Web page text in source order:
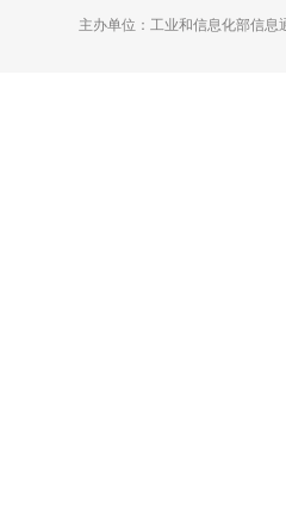
主办单位：工业和信息化部信